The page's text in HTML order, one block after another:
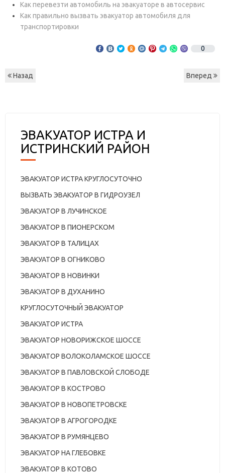
Как перевезти автомобиль на эвакуаторе в автосервис
Как правильно вызвать эвакуатор автомобиля для
транспортировки
0
Назад Вперед
ЭВАКУАТОР ИСТРА И
ИСТРИНСКИЙ РАЙОН
ЭВАКУАТОР ИСТРА КРУГЛОСУТОЧНО
ВЫЗВАТЬ ЭВАКУАТОР В ГИДРОУЗЕЛ
ЭВАКУАТОР В ЛУЧИНСКОЕ
ЭВАКУАТОР В ПИОНЕРСКОМ
ЭВАКУАТОР В ТАЛИЦАХ
ЭВАКУАТОР В ОГНИКОВО
ЭВАКУАТОР В НОВИНКИ
ЭВАКУАТОР В ДУХАНИНО
КРУГЛОСУТОЧНЫЙ ЭВАКУАТОР
ЭВАКУАТОР ИСТРА
ЭВАКУАТОР НОВОРИЖСКОЕ ШОССЕ
ЭВАКУАТОР ВОЛОКОЛАМСКОЕ ШОССЕ
ЭВАКУАТОР В ПАВЛОВСКОЙ СЛОБОДЕ
ЭВАКУАТОР В КОСТРОВО
ЭВАКУАТОР В НОВОПЕТРОВСКЕ
ЭВАКУАТОР В АГРОГОРОДКЕ
ЭВАКУАТОР В РУМЯНЦЕВО
ЭВАКУАТОР НА ГЛЕБОВКЕ
ЭВАКУАТОР В КОТОВО